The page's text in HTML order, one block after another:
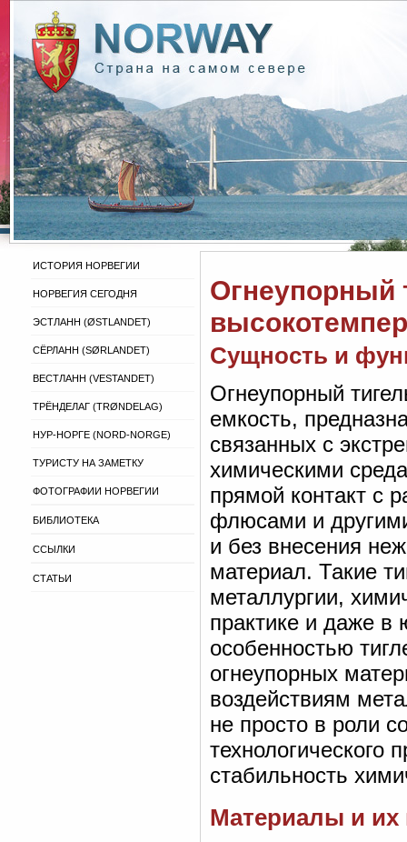
ИСТОРИЯ НОРВЕГИИ
НОРВЕГИЯ СЕГОДНЯ
ЭСТЛАНН (ØSTLANDET)
СЁРЛАНН (SØRLANDET)
ВЕСТЛАНН (VESTANDET)
ТРЁНДЕЛАГ (TRØNDELAG)
НУР-НОРГЕ (NORD-NORGE)
ТУРИСТУ НА ЗАМЕТКУ
ФОТОГРАФИИ НОРВЕГИИ
БИБЛИОТЕКА
ССЫЛКИ
СТАТЬИ
Огнеупорный
Сущность и
Огнеупорный
емкость,
связанных с
химическими
прямой контакт с
флюсами и
и без внесения
материал. Такие
металлургии,
практике и даже в
особенностью
огнеупорных
воздействиям
не просто в роли
технологического
стабильность
Материалы и их